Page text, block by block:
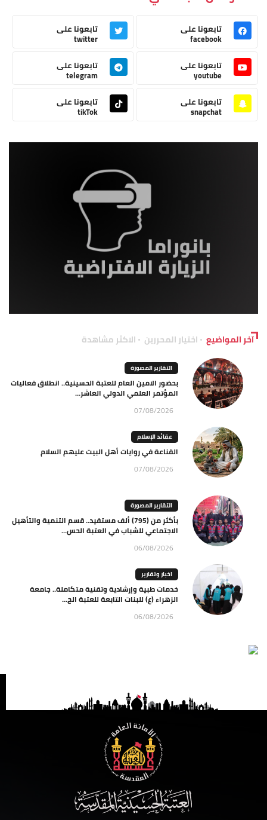
تابعونا على
facebook
تابعونا على
twitter
تابعونا على
youtube
تابعونا على
telegram
تابعونا على
snapchat
تابعونا على
tikTok
آخر المواضيع اختيار المحررين الاكثر مشاهدة
التقارير المصورة
بحضور الامين العام للعتبة الحسينية.. انطلاق فعاليات
المؤتمر العلمي الدولي العاشر...
07/08/2026
عقائد الإسلام
القناعة في روايات أهل البيت عليهم السلام
07/08/2026
التقارير المصورة
بأكثر من (795) ألف مستفيد.. قسم التنمية والتأهيل
الاجتماعي للشباب في العتبة الحس...
06/08/2026
اخبار وتقارير
خدمات طبية وإرشادية وتقنية متكاملة.. جامعة
الزهراء (ع) للبنات التابعة للعتبة الح...
06/08/2026